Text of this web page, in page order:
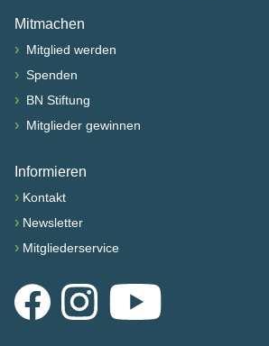
Mitmachen
› Mitglied werden
› Spenden
› BN Stiftung
› Mitglieder gewinnen
Informieren
› Kontakt
› Newsletter
› Mitgliederservice
FacebookInstagramYouTube